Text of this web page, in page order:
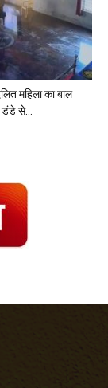
महिला का बाल
से...